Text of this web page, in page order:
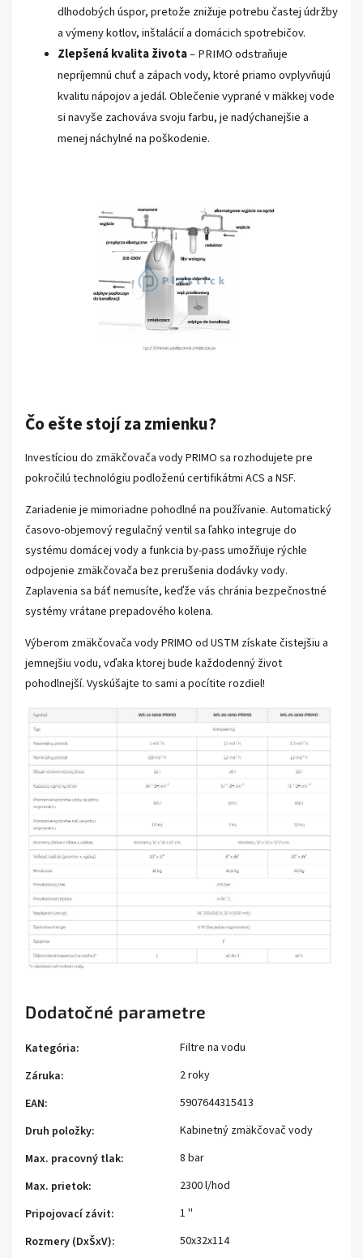
dlhodobých úspor, pretože znižuje potrebu častej údržby
a výmeny kotlov, inštalácií a domácich spotrebičov.
Zlepšená kvalita života– PRIMO odstraňuje
nepríjemnú chuť a zápach vody, ktoré priamo ovplyvňujú
kvalitu nápojov a jedál. Oblečenie vyprané v mäkkej vode
si navyše zachováva svoju farbu, je nadýchanejšie a
menej náchylné na poškodenie.
Čo ešte stojí za zmienku?
Investíciou do zmäkčovača vody PRIMO sa rozhodujete pre
pokročilú technológiu podloženú certifikátmi ACS a NSF.
Zariadenie je mimoriadne pohodlné na používanie. Automatický
časovo-objemový regulačný ventil sa ľahko integruje do
systému domácej vody a funkcia by-pass umožňuje rýchle
odpojenie zmäkčovača bez prerušenia dodávky vody.
Zaplavenia sa báť nemusíte, keďže vás chránia bezpečnostné
systémy vrátane prepadového kolena.
Výberom zmäkčovača vody PRIMO od USTM získate čistejšiu a
jemnejšiu vodu, vďaka ktorej bude každodenný život
pohodlnejší. Vyskúšajte to sami a pocítite rozdiel!
Dodatočné parametre
Kategória:
Filtre na vodu
Záruka:
2 roky
EAN:
5907644315413
Druh položky:
Kabinetný zmäkčovač vody
Max. pracovný tlak:
8 bar
Max. prietok:
2300 l/hod
Pripojovací závit:
1 ''
Rozmery (DxŠxV):
50x32x114